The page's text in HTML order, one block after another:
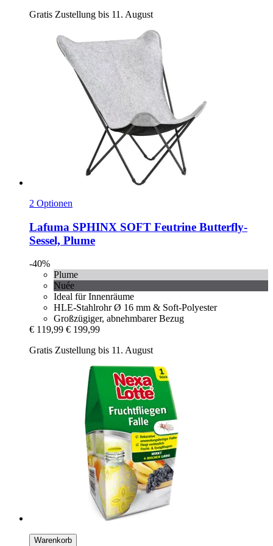
Gratis Zustellung bis 11. August
2 Optionen
Lafuma SPHINX SOFT Feutrine Butterfly-​
Sessel, Plume
-40%
Plume
Nuée
Ideal für Innenräume
HLE-Stahlrohr Ø 16 mm & Soft-Polyester
Großzügiger, abnehmbarer Bezug
€ 119,99 € 199,99
Gratis Zustellung bis 11. August
Warenkorb